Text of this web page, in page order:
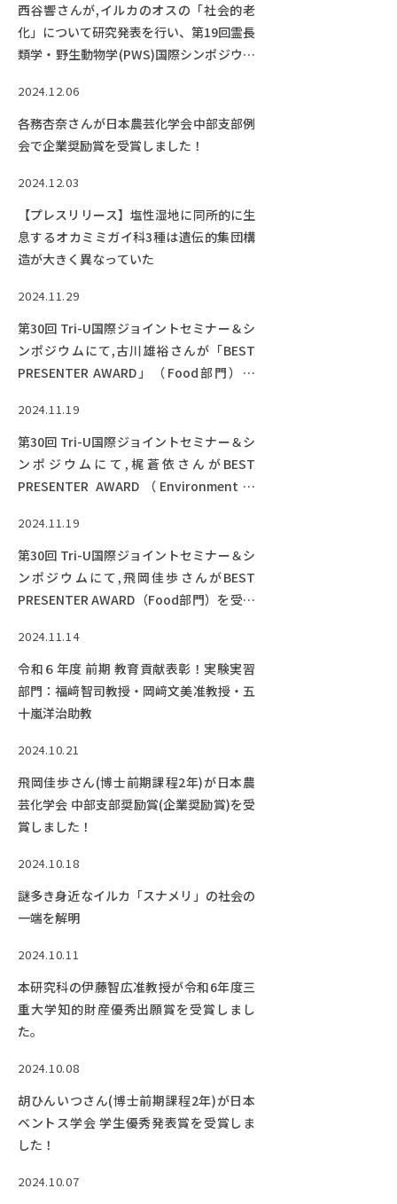
西谷響さんが,イルカのオスの「社会的老
化」について研究発表を行い、第19回霊長
類学・野生動物学(PWS)国際シンポジウム
2024.12.06
各務杏奈さんが日本農芸化学会中部支部例
会で企業奨励賞を受賞しました！
2024.12.03
【プレスリリース】塩性湿地に同所的に生
息するオカミミガイ科3種は遺伝的集団構
造が大きく異なっていた
2024.11.29
第30回 Tri-U国際ジョイントセミナー＆シ
ンポジウムにて,古川雄裕さんが「BEST
PRESENTER AWARD」（Food部門）・
2024.11.19
第30回 Tri-U国際ジョイントセミナー＆シ
ンポジウムにて,梶蒼依さんがBEST
PRESENTER AWARD（Environment部
2024.11.19
第30回 Tri-U国際ジョイントセミナー＆シ
ンポジウムにて,飛岡佳歩さんがBEST
PRESENTER AWARD（Food部門）を受賞
2024.11.14
令和６年度 前期 教育貢献表彰！実験実習
部門：福﨑智司教授・岡﨑文美准教授・五
十嵐洋治助教
2024.10.21
飛岡佳歩さん(博士前期課程2年)が日本農
芸化学会 中部支部奨励賞(企業奨励賞)を受
賞しました！
2024.10.18
謎多き身近なイルカ「スナメリ」の社会の
一端を解明
2024.10.11
本研究科の伊藤智広准教授が令和6年度三
重大学知的財産優秀出願賞を受賞しまし
た。
2024.10.08
胡ひんいつさん(博士前期課程2年)が日本
ベントス学会 学生優秀発表賞を受賞しま
した！
2024.10.07